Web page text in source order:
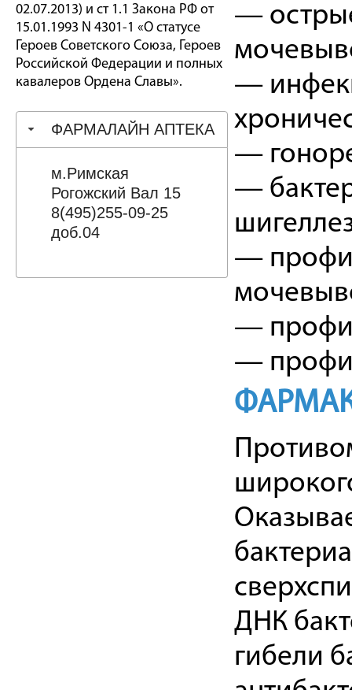
02.07.2013) и ст 1.1 Закона РФ от
15.01.1993 N 4301-1 «О статусе
Героев Советского Союза, Героев
Российской Федерации и полных
кавалеров Ордена Славы».
ФАРМАЛАЙН АПТЕКА
м.Римская
Рогожский Вал 15
8(495)255-09-25
доб.04
—
—
—
—
—
—
—
ДНК
гибели